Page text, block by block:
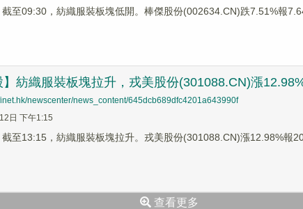
至09:30，紡織服裝板塊低開。棒傑股份(002634.CN)跌7.51%報
】紡織服裝板塊拉升，戎美股份(301088.CN)漲
newscenter/news_content/645dcb689dfc4201a643990f
日 下午1:15
至13:15，紡織服裝板塊拉升。戎美股份(301088.CN)漲12.98%報
查看更多